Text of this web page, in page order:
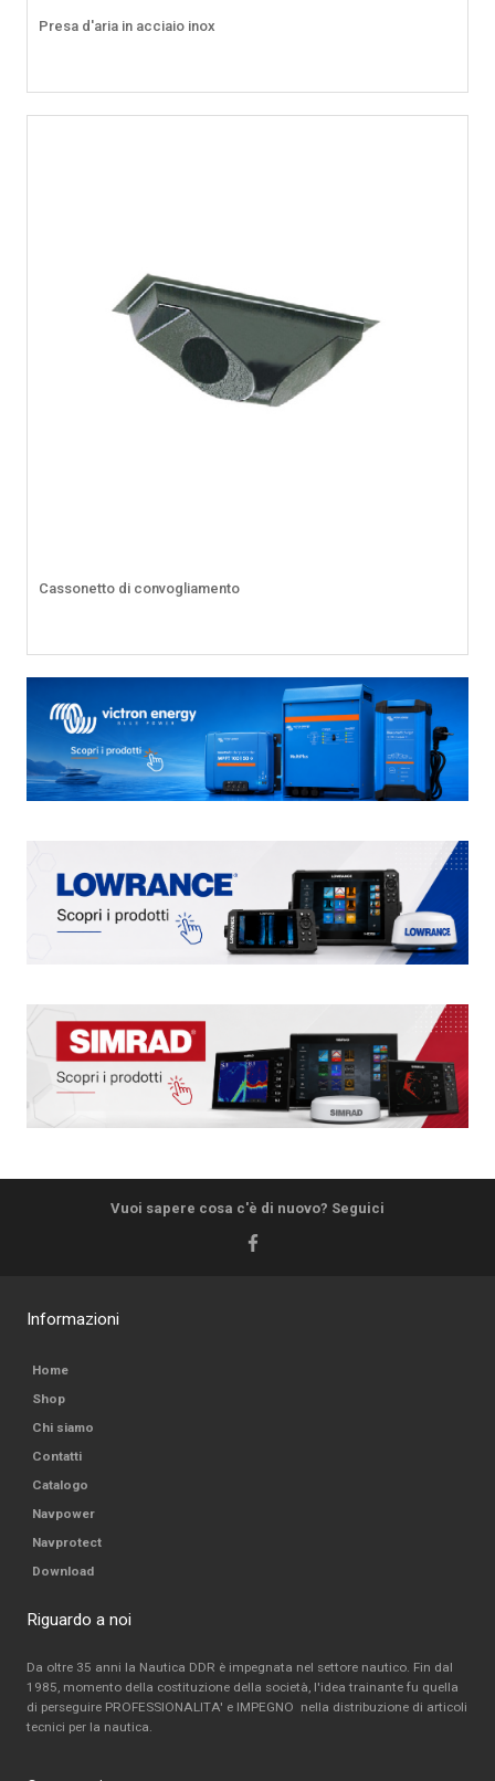
Presa d'aria in acciaio inox
Cassonetto di convogliamento
Vuoi sapere cosa c'è di nuovo? Seguici
Informazioni
Home
Shop
Chi siamo
Contatti
Catalogo
Navpower
Navprotect
Download
Riguardo a noi
Da oltre 35 anni la Nautica DDR è impegnata nel settore nautico. Fin dal
1985, momento della costituzione della società, l'idea trainante fu quella
di perseguire PROFESSIONALITA' e IMPEGNO nella distribuzione di articoli
tecnici per la nautica.